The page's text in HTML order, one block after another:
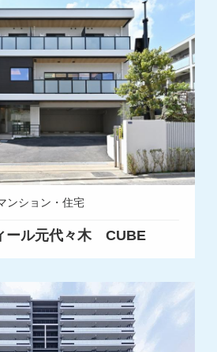
ンション・住宅
ール元代々木 CUBE